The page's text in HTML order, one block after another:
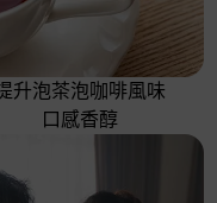
升泡茶泡咖啡風味
口感香醇